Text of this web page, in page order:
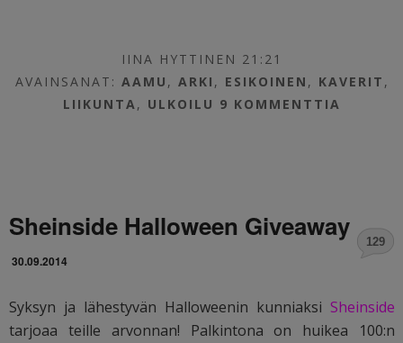
IINA HYTTINEN 21:21
AVAINSANAT: AAMU , ARKI , ESIKOINEN , KAVERIT ,
LIIKUNTA, ULKOILU 9 KOMMENTTIA
Sheinside Halloween Giveaway
30.09.2014
129
Syksyn ja lähestyvän Halloweenin kunniaksiSheinside
tarjoaa teille arvonnan! Palkintona on huikea 100:n